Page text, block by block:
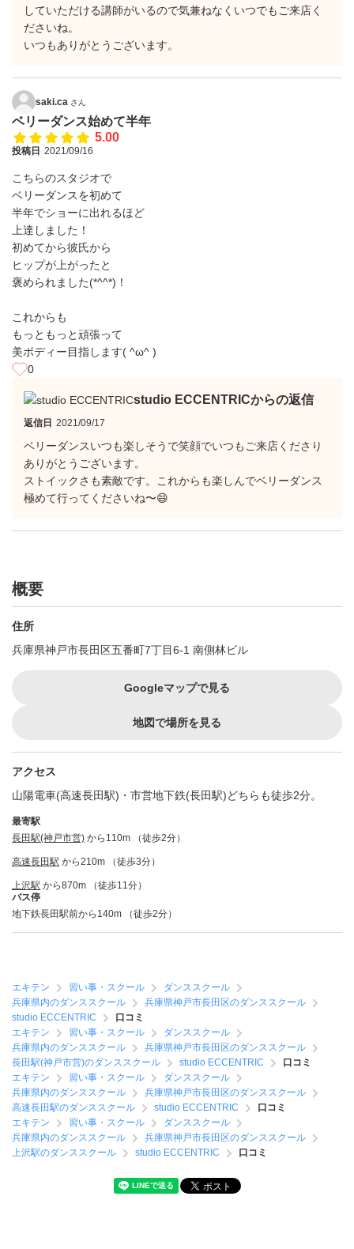
していただける講師がいるので気兼ねなくいつでもご来店く
ださいね。
いつもありがとうございます。
saki.ca さん
ベリーダンス始めて半年
5.00
投稿日 2021/09/16
こちらのスタジオで
ベリーダンスを初めて
半年でショーに出れるほど
上達しました！
初めてから彼氏から
ヒップが上がったと
褒められました(*^^*)！
これからも
もっともっと頑張って
美ボディー目指します( ^ω^ )
0
studio ECCENTRICからの返信
返信日 2021/09/17
ベリーダンスいつも楽しそうで笑顔でいつもご来店くださり
ありがとうございます。
ストイックさも素敵です。これからも楽しんでベリーダンス
極めて行ってくださいね〜😄
概要
住所
兵庫県神戸市長田区五番町7丁目6-1 南側林ビル
Googleマップで見る
地図で場所を見る
アクセス
山陽電車(高速長田駅)・市営地下鉄(長田駅)どちらも徒歩2分。
最寄駅
長田駅(神戸市営) から110m （徒歩2分）
高速長田駅 から210m （徒歩3分）
上沢駅 から870m （徒歩11分）
バス停
地下鉄長田駅前から140m （徒歩2分）
エキテン 習い事・スクール
ダンススクール
兵庫県内のダンススクール
兵庫県神戸市長田区のダンススクール
studio ECCENTRIC
口コミ
エキテン
習い事・スクール
ダンススクール
兵庫県内のダンススクール
兵庫県神戸市長田区のダンススクール
長田駅(神戸市営)のダンススクール
studio ECCENTRIC
口コミ
エキテン
習い事・スクール
ダンススクール
兵庫県内のダンススクール
兵庫県神戸市長田区のダンススクール
高速長田駅のダンススクール
studio ECCENTRIC
口コミ
エキテン
習い事・スクール
ダンススクール
兵庫県内のダンススクール
兵庫県神戸市長田区のダンススクール
上沢駅のダンススクール
studio ECCENTRIC 口コミ